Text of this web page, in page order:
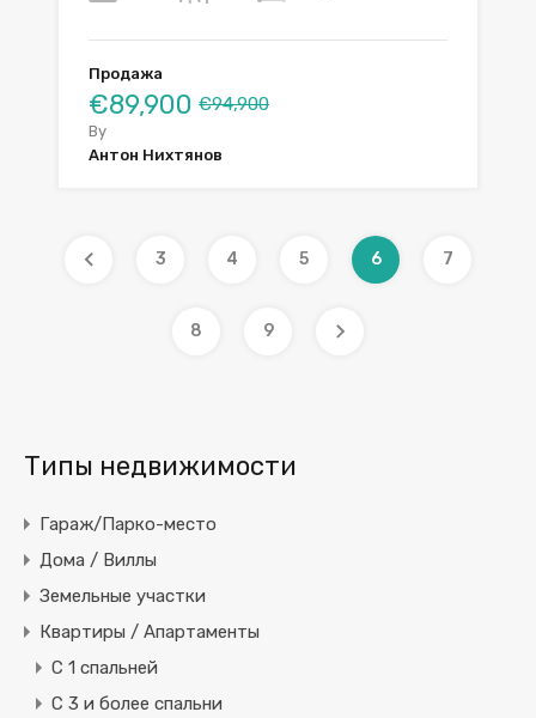
Продажа
€89,900 €94,900
By
Антон Нихтянов
3 4 5 6 7
8 9
Типы недвижимости
Гараж/Парко-место
Дома / Виллы
Земельные участки
Квартиры / Апартаменты
C 1 спальней
C 3 и более спальни